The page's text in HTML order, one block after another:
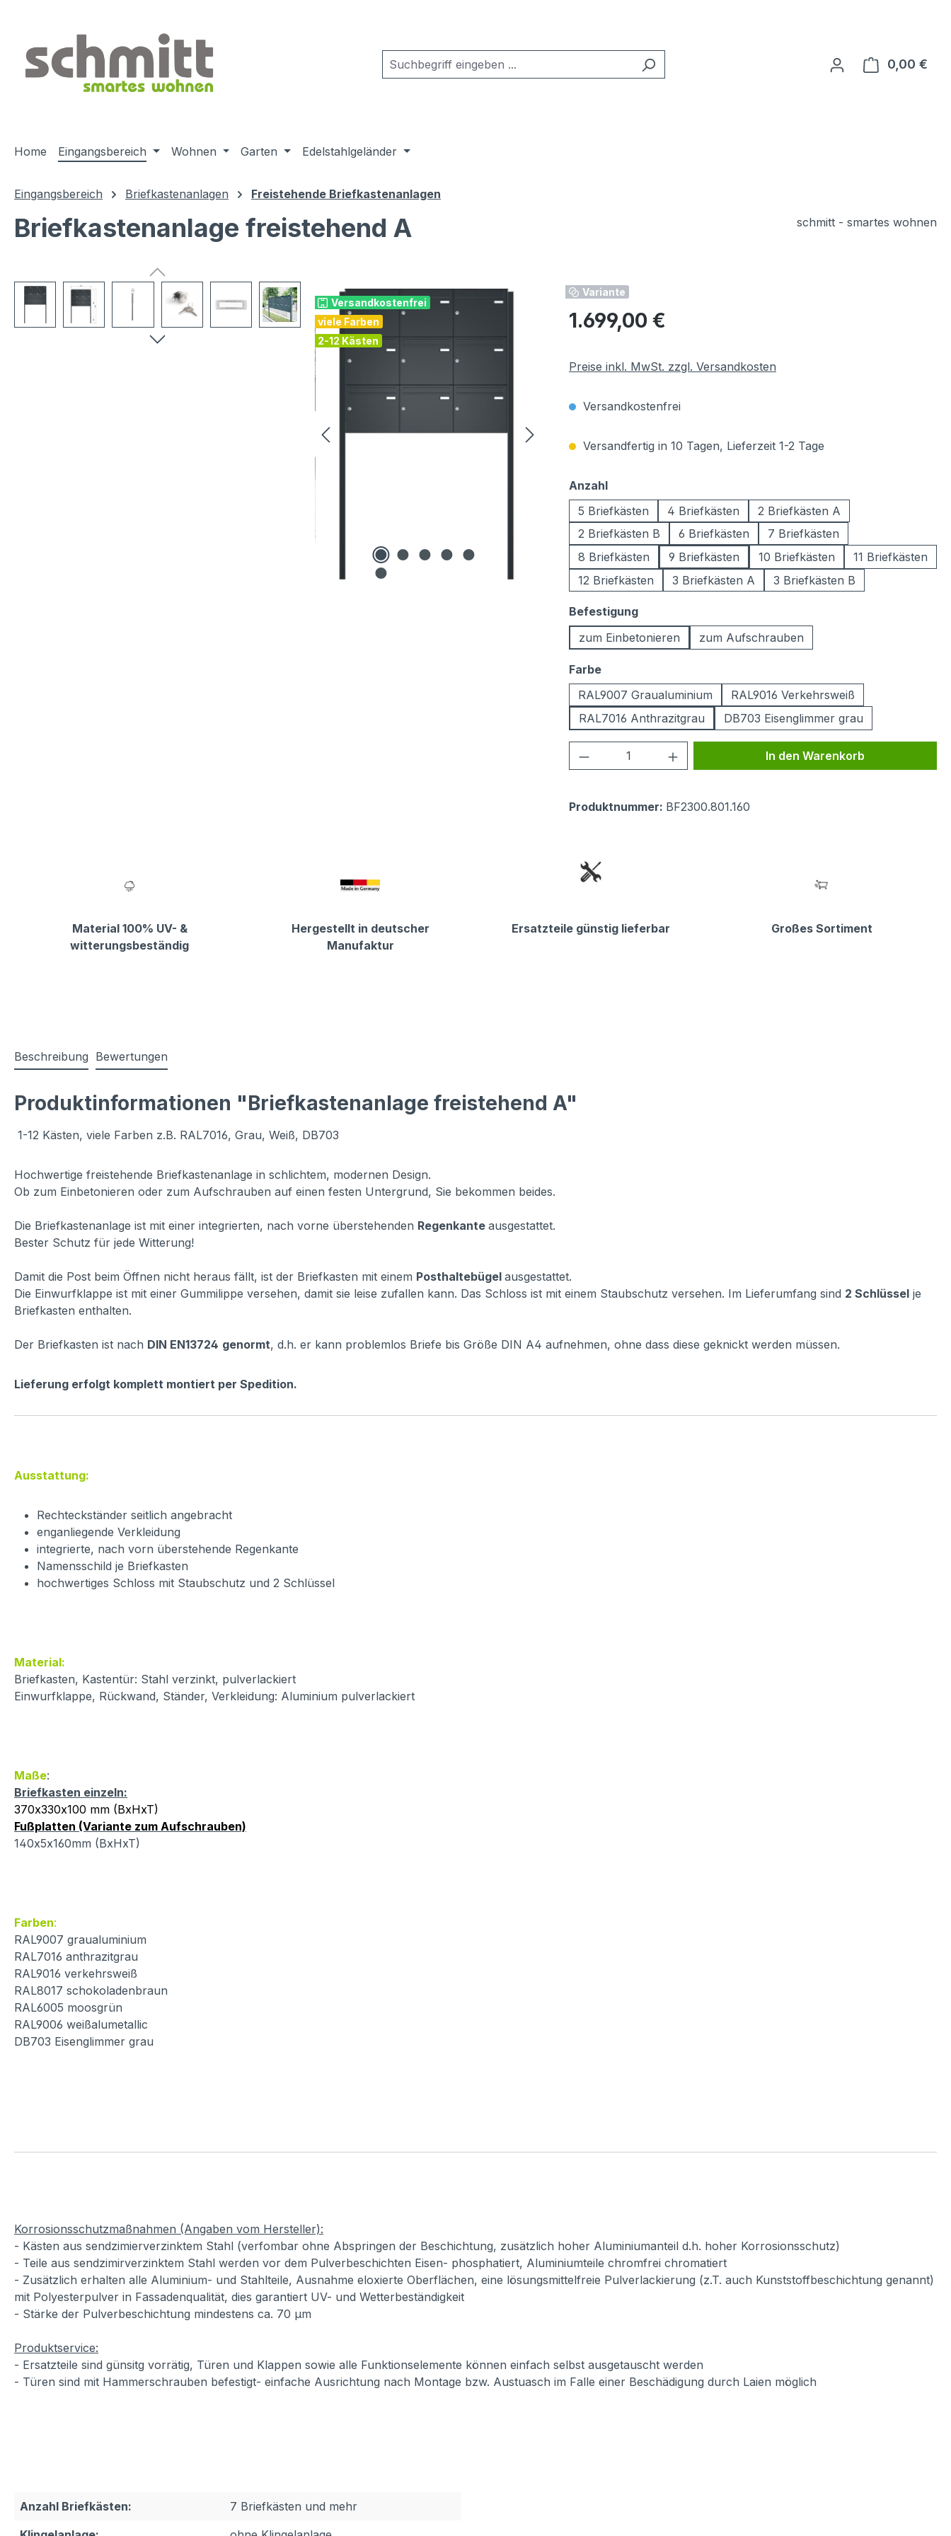
0,00 €
Home Eingangsbereich Wohnen Garten Edelstahlgeländer
Eingangsbereich Briefkastenanlagen Freistehende Briefkastenanlagen
Briefkastenanlage freistehend A schmitt - smartes wohnen
Bildergalerie überspringen
Versandkostenfrei
viele Farben
2-12 Kästen
Variante
Regulärer Preis:
1.699,00 €
Preise inkl. MwSt. zzgl. Versandkosten
Versandkostenfrei
Versandfertig in 10 Tagen, Lieferzeit 1-2 Tage
Anzahlauswählen
5 Briefkästen
4 Briefkästen
2 Briefkästen A
2 Briefkästen B
6 Briefkästen
7 Briefkästen
8 Briefkästen
9 Briefkästen 10 Briefkästen
11 Briefkästen
12 Briefkästen
3 Briefkästen A 3 Briefkästen B
Befestigungauswählen
zum Einbetonieren
zum Aufschrauben
Farbeauswählen
RAL9007 Graualuminium
RAL9016 Verkehrsweiß
RAL7016 Anthrazitgrau
DB703 Eisenglimmer grau
Produkt Anzahl: Gib den gewünschten Wert
In den Warenkorb
Produktnummer: BF2300.801.160
Material 100% UV- &
witterungsbeständig
Hergestellt in deutscher
Manufaktur
Ersatzteile günstig lieferbar Großes Sortiment
Beschreibung Bewertungen
Produktinformationen "Briefkastenanlage freistehend A"
1-12 Kästen, viele Farben z.B. RAL7016, Grau, Weiß, DB703
Hochwertige freistehende Briefkastenanlage in schlichtem, modernen Design.
Ob zum Einbetonieren oder zum Aufschrauben auf einen festen Untergrund, Sie bekommen beides.
Die Briefkastenanlage ist mit einer integrierten, nach vorne überstehenden Regenkante ausgestattet.
Bester Schutz für jede Witterung!
Damit die Post beim Öffnen nicht heraus fällt, ist der Briefkasten mit einem Posthaltebügel ausgestattet.
Die Einwurfklappe ist mit einer Gummilippe versehen, damit sie leise zufallen kann. Das Schloss ist mit einem Staubschutz versehen. Im Lieferumfang sind 2 Schlüssel je
Briefkasten enthalten.
Der Briefkasten ist nach DIN EN13724 genormt, d.h. er kann problemlos Briefe bis Größe DIN A4 aufnehmen, ohne dass diese geknickt werden müssen.
Lieferung erfolgt komplett montiert per Spedition.
Ausstattung:
Rechteckständer seitlich angebracht
enganliegende Verkleidung
integrierte, nach vorn überstehende Regenkante
Namensschild je Briefkasten
hochwertiges Schloss mit Staubschutz und 2 Schlüssel
Material:
Briefkasten, Kastentür: Stahl verzinkt, pulverlackiert
Einwurfklappe, Rückwand, Ständer, Verkleidung: Aluminium pulverlackiert
Maße:
Briefkasten einzeln:
370x330x100 mm (BxHxT)
Fußplatten (Variante zum Aufschrauben)
140x5x160mm (BxHxT)
Farben:
RAL9007 graualuminium
RAL7016 anthrazitgrau
RAL9016 verkehrsweiß
RAL8017 schokoladenbraun
RAL6005 moosgrün
RAL9006 weißalumetallic
DB703 Eisenglimmer grau
Korrosionsschutzmaßnahmen (Angaben vom Hersteller):
- Kästen aus sendzimierverzinktem Stahl (verfombar ohne Abspringen der Beschichtung, zusätzlich hoher Aluminiumanteil d.h. hoher Korrosionsschutz)
- Teile aus sendzimirverzinktem Stahl werden vor dem Pulverbeschichten Eisen- phosphatiert, Aluminiumteile chromfrei chromatiert
- Zusätzlich erhalten alle Aluminium- und Stahlteile, Ausnahme eloxierte Oberflächen, eine lösungsmittelfreie Pulverlackierung (z.T. auch Kunststoffbeschichtung genannt)
mit Polyesterpulver in Fassadenqualität, dies garantiert UV- und Wetterbeständigkeit
- Stärke der Pulverbeschichtung mindestens ca. 70 µm
Produktservice:
- Ersatzteile sind günsitg vorrätig, Türen und Klappen sowie alle Funktionselemente können einfach selbst ausgetauscht werden
- Türen sind mit Hammerschrauben befestigt- einfache Ausrichtung nach Montage bzw. Austuasch im Falle einer Beschädigung durch Laien möglich
Anzahl Briefkästen:
7 Briefkästen und mehr